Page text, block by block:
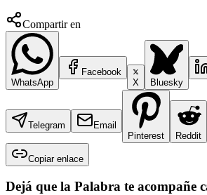
Compartir en
WhatsApp
Facebook
X
Bluesky
Telegram
Email
Pinterest
Reddit
Copiar enlace
Dejá que la Palabra te acompañe